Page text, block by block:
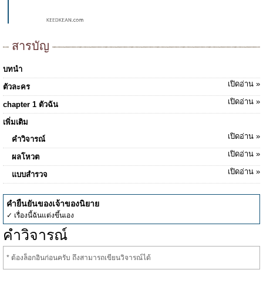
สารบัญ
บทนำ
ตัวละคร
เปิดอ่าน »
chapter 1 ตัวฉัน เปิดอ่าน »
เพิ่มเติม
คำวิจารณ์
เปิดอ่าน »
ผลโหวต เปิดอ่าน »
แบบสำรวจ เปิดอ่าน »
คำยืนยันของเจ้าของนิยาย
✓ เรื่องนี้ฉันแต่งขึ้นเอง
คำวิจารณ์
* ต้องล็อกอินก่อนครับ ถึงสามารถเขียนวิจารณ์ได้